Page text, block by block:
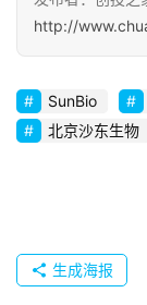
商
察
品
http://
SunBio
北京沙东生物
生成海报